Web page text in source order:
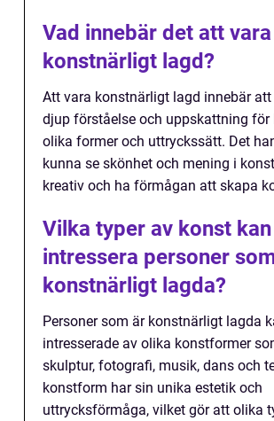
Vad innebär det att vara
konstnärligt lagd?
Att vara konstnärligt lagd innebär att
djup förståelse och uppskattning för
olika former och uttryckssätt. Det
kunna se skönhet och mening i
kreativ och ha förmågan att skapa
Vilka typer av konst kan
intressera personer
konstnärligt lagda?
Personer som är konstnärligt lagda
intresserade av olika konstformer
skulptur, fotografi, musik, dans och
konstform har sin unika estetik och
uttrycksförmåga, vilket gör att olika